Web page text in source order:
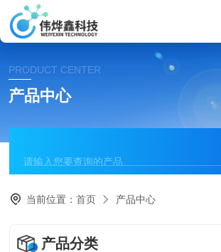
PRODUCT CENTER
产品中心
当前位置：首页 产品中心
产品分类